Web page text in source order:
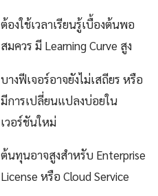
ต้องใช้เวลาเรียนรู้เบื้องต้นพอ
สมควร มี Learning Curve สูง
บางฟีเจอร์อาจยังไม่เสถียร หรือ
มีการเปลี่ยนแปลงบ่อยใน
เวอร์ชันใหม่
ต้นทุนอาจสูงสำหรับ Enterprise
License หรือ Cloud Service